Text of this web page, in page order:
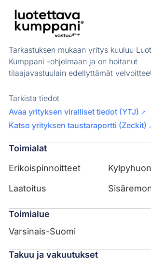
Tarkastuksen mukaan yritys kuuluu
Kumppani -ohjelmaan ja on hoitanut
tilaajavastuulain edellyttämät
Tarkista tiedot
Avaa yrityksen viralliset tiedot (YTJ) ↗
Katso yrityksen taustaraportti (Zeckit)
Toimialat
Erikoispinnoitteet
Laatoitus
Toimialue
Varsinais-Suomi
Takuu ja vakuutukset